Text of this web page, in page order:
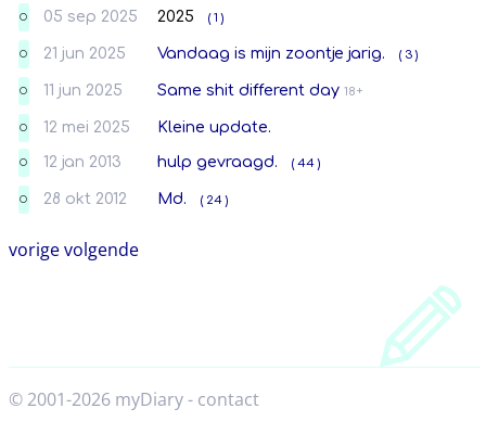
O 05 sep 2025 2025 ( 1 )
O 21 jun 2025 Vandaag is mijn zoontje jarig. ( 3 )
O 11 jun 2025 Same shit different day 18+
O 12 mei 2025 Kleine update.
O 12 jan 2013 hulp gevraagd. ( 44 )
O 28 okt 2012 Md. ( 24 )
vorigevolgende
© 2001-2026 myDiary- contact